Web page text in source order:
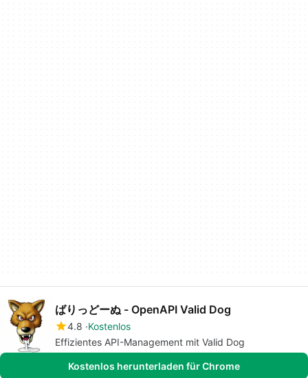
ばりっどーぬ - OpenAPI Valid Dog
4.8 Kostenlos
Effizientes API-Management mit Valid Dog
Kostenlos herunterladen für Chrome